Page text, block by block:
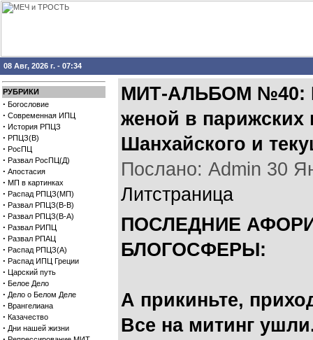
08 Авг, 2026 г. - 07:34
РУБРИКИ
· Богословие
· Современная ИПЦ
· История РПЦЗ
· РПЦЗ(В)
· РосПЦ
· Развал РосПЦ(Д)
· Апостасия
· МП в картинках
· Распад РПЦЗ(МП)
· Развал РПЦЗ(В-В)
· Развал РПЦЗ(В-А)
· Развал РИПЦ
· Развал РПАЦ
· Распад РПЦЗ(А)
· Распад ИПЦ Греции
· Царский путь
· Белое Дело
· Дело о Белом Деле
· Врангелиана
· Казачество
· Дни нашей жизни
МИТ-АЛЬБОМ №40:
женой в парижских
Шанхайского и
Послано: Admin 30
Литстраница
ПОСЛЕДНИЕ
БЛОГОСФЕРЫ:
А прикиньте,
Все на митинг